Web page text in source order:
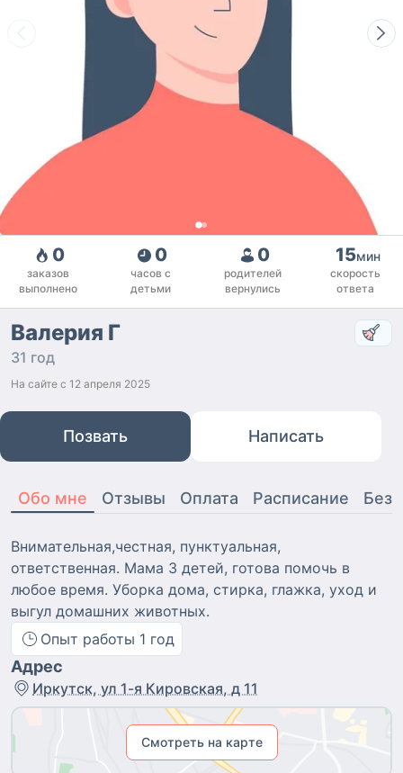
0
заказов
выполнено
0
часов с
детьми
0
родителей
вернулись
15мин
скорость
ответа
Валерия Г
31 год
На сайте с 12 апреля 2025
Позвать Написать
Обо мне Отзывы Оплата Расписание
Внимательная,честная, пунктуальная,
ответственная. Мама 3 детей, готова помочь в
любое время. Уборка дома, стирка, глажка, уход и
выгул домашних животных.
Опыт работы 1 год
Адрес
Иркутск, ул 1-я Кировская, д 11
Смотреть на карте